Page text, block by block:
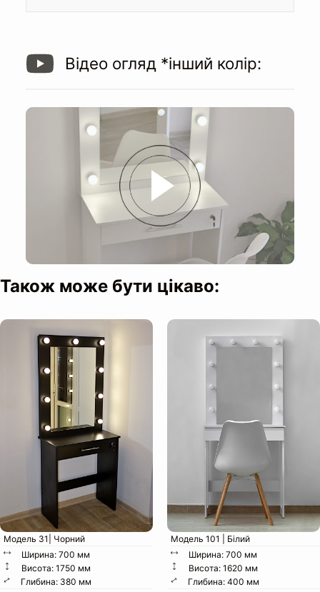
Направляючі на шухляді:
Освітлення:
Відео огляд *інший колір:
Також може бути цікаво:
Модель 31| Чорний
Ширина: 700 мм
Висота: 1750 мм
Глибина: 380 мм
Модель 101 | Білий
Ширина: 700 мм
Висота: 1620 мм
Глибина: 400 мм